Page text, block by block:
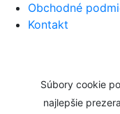
Obchodné
Kontakt
Súbory cookie
najlepšie